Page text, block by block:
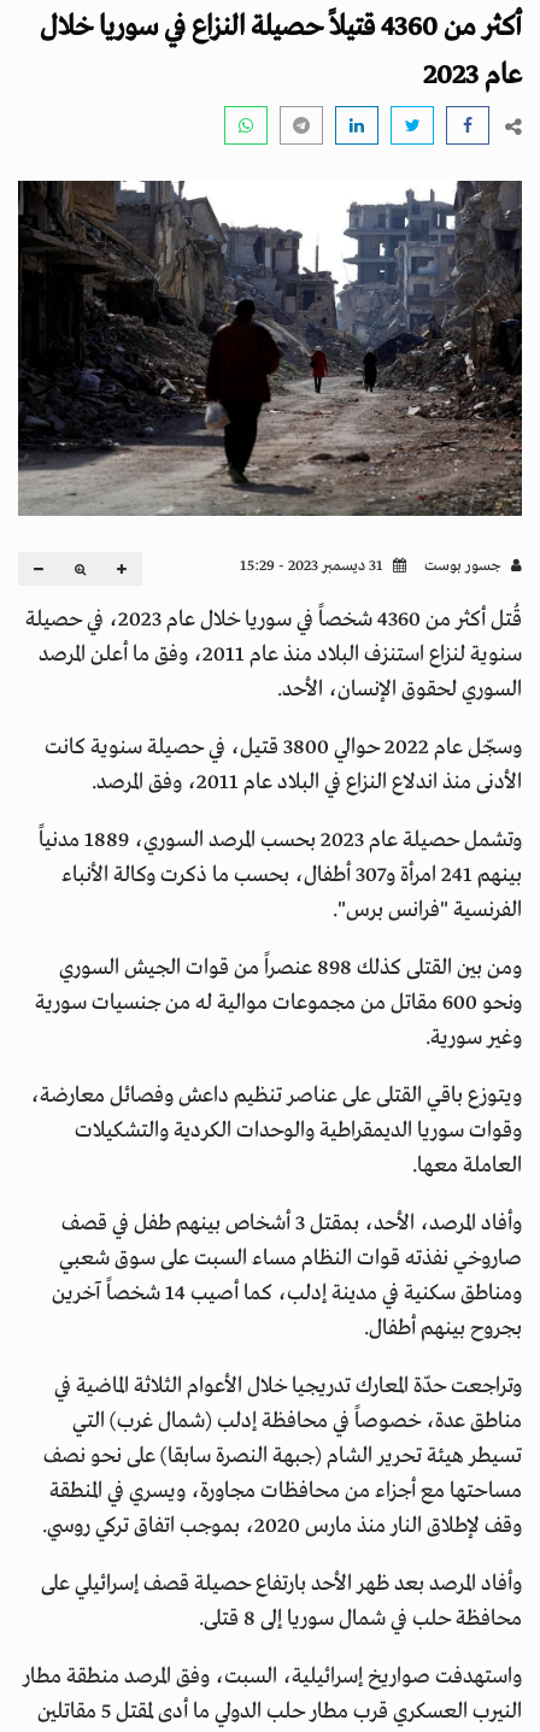
i
g
a
n
أكثر من 4360 قتيلاً حصيلة النزاع في سوريا خلال
عام 2023
جسور بوست
قُتل أكثر من 4360 شخصاً في سوريا خلال عام 2023، في حصيلة
سنوية لنزاع استنزف البلاد منذ عام 2011، وفق ما أعلن المرصد
السوري لحقوق الإنسان، الأحد.
وسجّل عام 2022 حوالي 3800 قتيل، في حصيلة سنوية كانت
الأدنى منذ اندلاع النزاع في البلاد عام 2011، وفق المرصد.
وتشمل حصيلة عام 2023 بحسب المرصد السوري، 1889 مدنياً
بينهم 241 امرأة و307 أطفال، بحسب ما ذكرت وكالة الأنباء
الفرنسية "فرانس برس".
ومن بين القتلى كذلك 898 عنصراً من قوات الجيش السوري
ونحو 600 مقاتل من مجموعات موالية له من جنسيات سورية
وغير سورية.
ويتوزع باقي القتلى على عناصر تنظيم داعش وفصائل معارضة،
وقوات سوريا الديمقراطية والوحدات الكردية والتشكيلات
العاملة معها.
وأفاد المرصد، الأحد، بمقتل 3 أشخاص بينهم طفل في قصف
صاروخي نفذته قوات النظام مساء السبت على سوق شعبي
ومناطق سكنية في مدينة إدلب، كما أصيب 14 شخصاً آخرين
بجروح بينهم أطفال.
وتراجعت حدّة المعارك تدريجيا خلال الأعوام الثلاثة الماضية في
مناطق عدة، خصوصاً في محافظة إدلب (شمال غرب) التي
تسيطر هيئة تحرير الشام (جبهة النصرة سابقا) على نحو نصف
مساحتها مع أجزاء من محافظات مجاورة، ويسري في المنطقة
وقف لإطلاق النار منذ مارس 2020، بموجب اتفاق تركي روسي.
وأفاد المرصد بعد ظهر الأحد بارتفاع حصيلة قصف إسرائيلي على
محافظة حلب في شمال سوريا إلى 8 قتلى.
واستهدفت صواريخ إسرائيلية، السبت، وفق المرصد منطقة مطار
النيرب العسكري قرب مطار حلب الدولي ما أدى لمقتل 5 مقاتلين